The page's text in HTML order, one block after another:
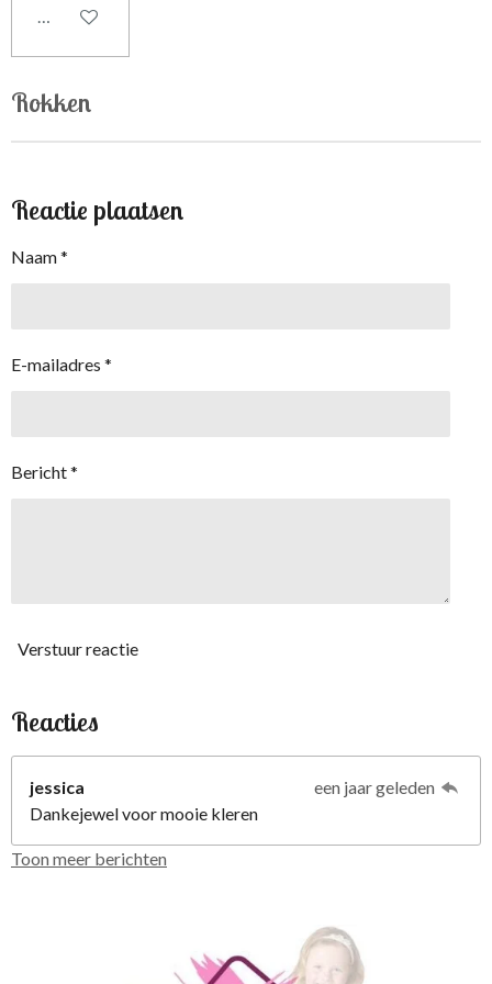
In winkelwagen
Rokken
Reactie plaatsen
Naam *
E-mailadres *
Bericht *
Verstuur reactie
Reacties
jessica
een jaar geleden
Dankejewel voor mooie kleren
Toon meer berichten